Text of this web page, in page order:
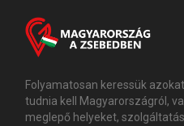
Folyamatosan keressük
tudnia kell Magyarországról,
meglepő helyeket,